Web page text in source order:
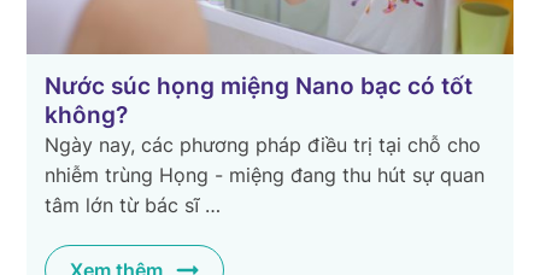
Nano bạc có tốt
điều trị tại chỗ cho
đang thu hút sự quan
Đau họng súc miệng
Đau họng là một triệu
ta thường gặp trong cuộc